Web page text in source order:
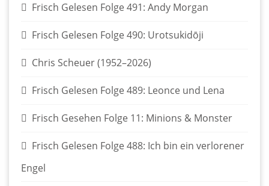
Frisch Gelesen Folge 491: Andy Morgan
Frisch Gelesen Folge 490: Urotsukidōji
Chris Scheuer (1952–2026)
Frisch Gelesen Folge 489: Leonce und Lena
Frisch Gesehen Folge 11: Minions & Monster
Frisch Gelesen Folge 488: Ich bin ein verlorener
Engel